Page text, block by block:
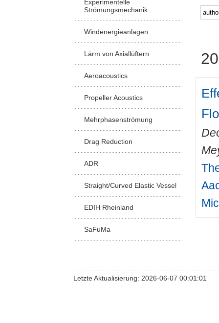
Experimentelle
Strömungsmechanik
Windenergieanlagen
Lärm von Axiallüftern
Aeroacoustics
Propeller Acoustics
Mehrphasenströmung
Drag Reduction
ADR
Straight/Curved Elastic Vessel
EDIH Rheinland
SaFuMa
Letzte Aktualisierung: 2026-06-07 00:01:01